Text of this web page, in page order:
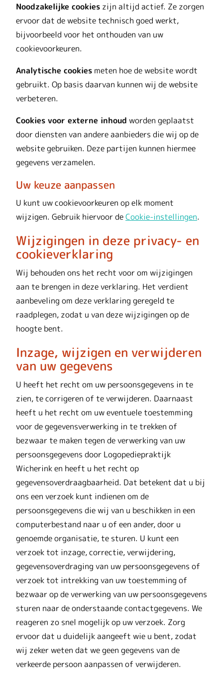
Noodzakelijke cookies zijn altijd actief. Ze zorgen
ervoor dat de website technisch goed werkt,
bijvoorbeeld voor het onthouden van uw
cookievoorkeuren.
Analytische cookies meten hoe de website wordt
gebruikt. Op basis daarvan kunnen wij de website
verbeteren.
Cookies voor externe inhoud worden geplaatst
door diensten van andere aanbieders die wij op de
website gebruiken. Deze partijen kunnen hiermee
gegevens verzamelen.
Uw keuze aanpassen
U kunt uw cookievoorkeuren op elk moment
wijzigen. Gebruik hiervoor deCookie-instellingen.
Wijzigingen in deze privacy- en
cookieverklaring
Wij behouden ons het recht voor om wijzigingen
aan te brengen in deze verklaring. Het verdient
aanbeveling om deze verklaring geregeld te
raadplegen, zodat u van deze wijzigingen op de
hoogte bent.
Inzage, wijzigen en verwijderen
van uw gegevens
U heeft het recht om uw persoonsgegevens in te
zien, te corrigeren of te verwijderen. Daarnaast
heeft u het recht om uw eventuele toestemming
voor de gegevensverwerking in te trekken of
bezwaar te maken tegen de verwerking van uw
persoonsgegevens door Logopediepraktijk
Wicherink en heeft u het recht op
gegevensoverdraagbaarheid. Dat betekent dat u bij
ons een verzoek kunt indienen om de
persoonsgegevens die wij van u beschikken in een
computerbestand naar u of een ander, door u
genoemde organisatie, te sturen. U kunt een
verzoek tot inzage, correctie, verwijdering,
gegevensoverdraging van uw persoonsgegevens of
verzoek tot intrekking van uw toestemming of
bezwaar op de verwerking van uw persoonsgegevens
sturen naar de onderstaande contactgegevens. We
reageren zo snel mogelijk op uw verzoek. Zorg
ervoor dat u duidelijk aangeeft wie u bent, zodat
wij zeker weten dat we geen gegevens van de
verkeerde persoon aanpassen of verwijderen.